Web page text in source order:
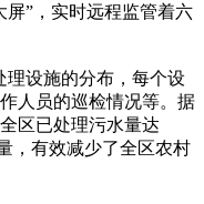
”，实时远程监管着六
设施的分布，每个设
人员的巡检情况等。据
区已处理污水量达
，有效减少了全区农村